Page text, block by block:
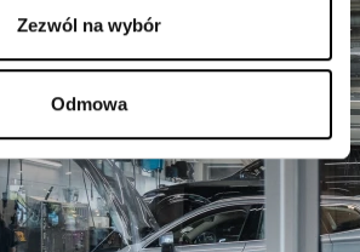
Zezwól na wybór
Odmowa